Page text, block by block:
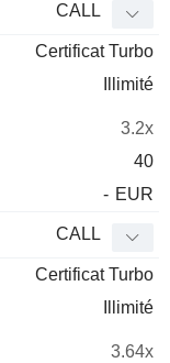
CALL
Certificat Turbo
Illimité
3.2x
40
- EUR
CALL
Certificat Turbo
Illimité
3.64x